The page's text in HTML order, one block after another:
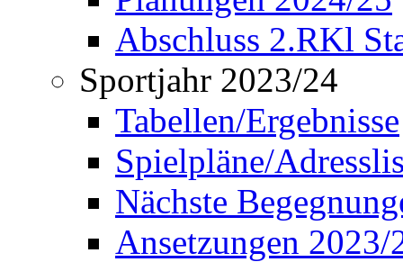
Abschluss 2.RKl
Sportjahr 2023/24
Tabellen/Ergebnisse
Spielpläne/
Nächste
Ansetzungen 2023/